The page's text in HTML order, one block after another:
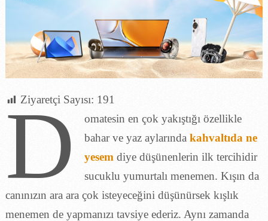
Ziyaretçi Sayısı: 191
D
omatesin en çok yakıştığı özellikle
bahar ve yaz aylarında kahvaltıda ne
yesem diye düşünenlerin ilk tercihidir
sucuklu yumurtalı menemen. Kışın da
canınızın ara ara çok isteyeceğini düşünürsek kışlık
menemen de yapmanızı tavsiye ederiz. Aynı zamanda